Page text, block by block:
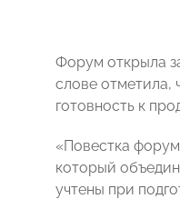
Форум открыла
слове отметила,
готовность к
«Повестка
который
учтены при